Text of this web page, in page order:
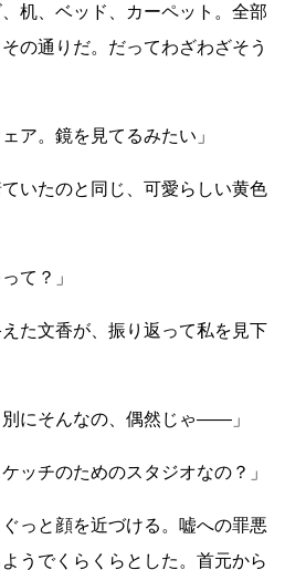
机、ベッド、カーペット。全部
の通りだ。だってわざわざそう
ア。鏡を見てるみたい」
いたのと同じ、可愛らしい黄色
て？」
た文香が、振り返って私を見下
にそんなの、偶然じゃ―― 」
ッチのためのスタジオなの？」
っと顔を近づける。嘘への罪悪
うでくらくらとした。首元から